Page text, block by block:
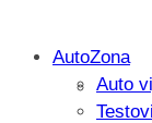
Igrali
kako
AutoZona
Auto